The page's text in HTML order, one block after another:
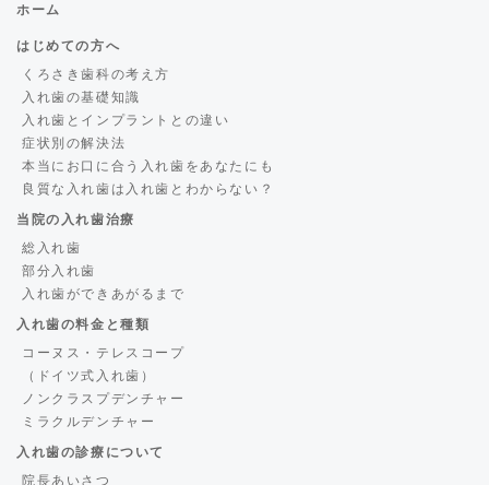
ホーム
はじめての方へ
くろさき歯科の考え方
入れ歯の基礎知識
入れ歯とインプラントとの違い
症状別の解決法
本当にお口に合う入れ歯をあなたにも
良質な入れ歯は入れ歯とわからない？
当院の入れ歯治療
総入れ歯
部分入れ歯
入れ歯ができあがるまで
入れ歯の料金と種類
コーヌス・テレスコープ
（ドイツ式入れ歯）
ノンクラスプデンチャー
ミラクルデンチャー
入れ歯の診療について
院長あいさつ